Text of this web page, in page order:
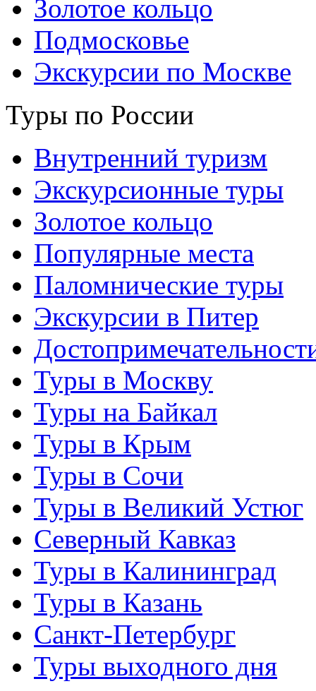
Золотое кольцо
Подмосковье
Экскурсии по Москве
Туры по России
Внутренний туризм
Экскурсионные туры
Золотое кольцо
Популярные места
Паломнические туры
Экскурсии в Питер
Туры в Москву
Туры на Байкал
Туры в Крым
Туры в Сочи
Туры в Великий Устюг
Северный Кавказ
Туры в Калининград
Туры в Казань
Санкт-Петербург
Туры выходного дня